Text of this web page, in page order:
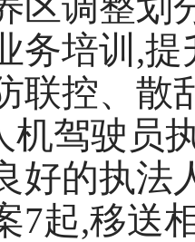
务培训,
联控、散
机驾驶员
好的执法
7起,移送